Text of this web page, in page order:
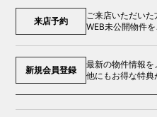
来店予約
ご来店いただいた
WEB未公開物件
新規会員登録
最新の物件情報を
他にもお得な特典